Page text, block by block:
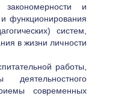
и
функционирования
систем,
в жизни личности
работы,
современных